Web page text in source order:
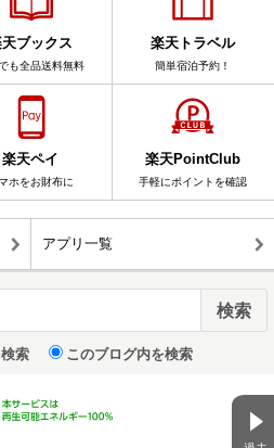
ブックス
も全品送料無料
楽天トラベル
簡単宿泊予約！
楽天ペイ
ホをお財布に
楽天PointClub
手軽にポイントを確認
アプリ一覧
索 このブログ内を検索